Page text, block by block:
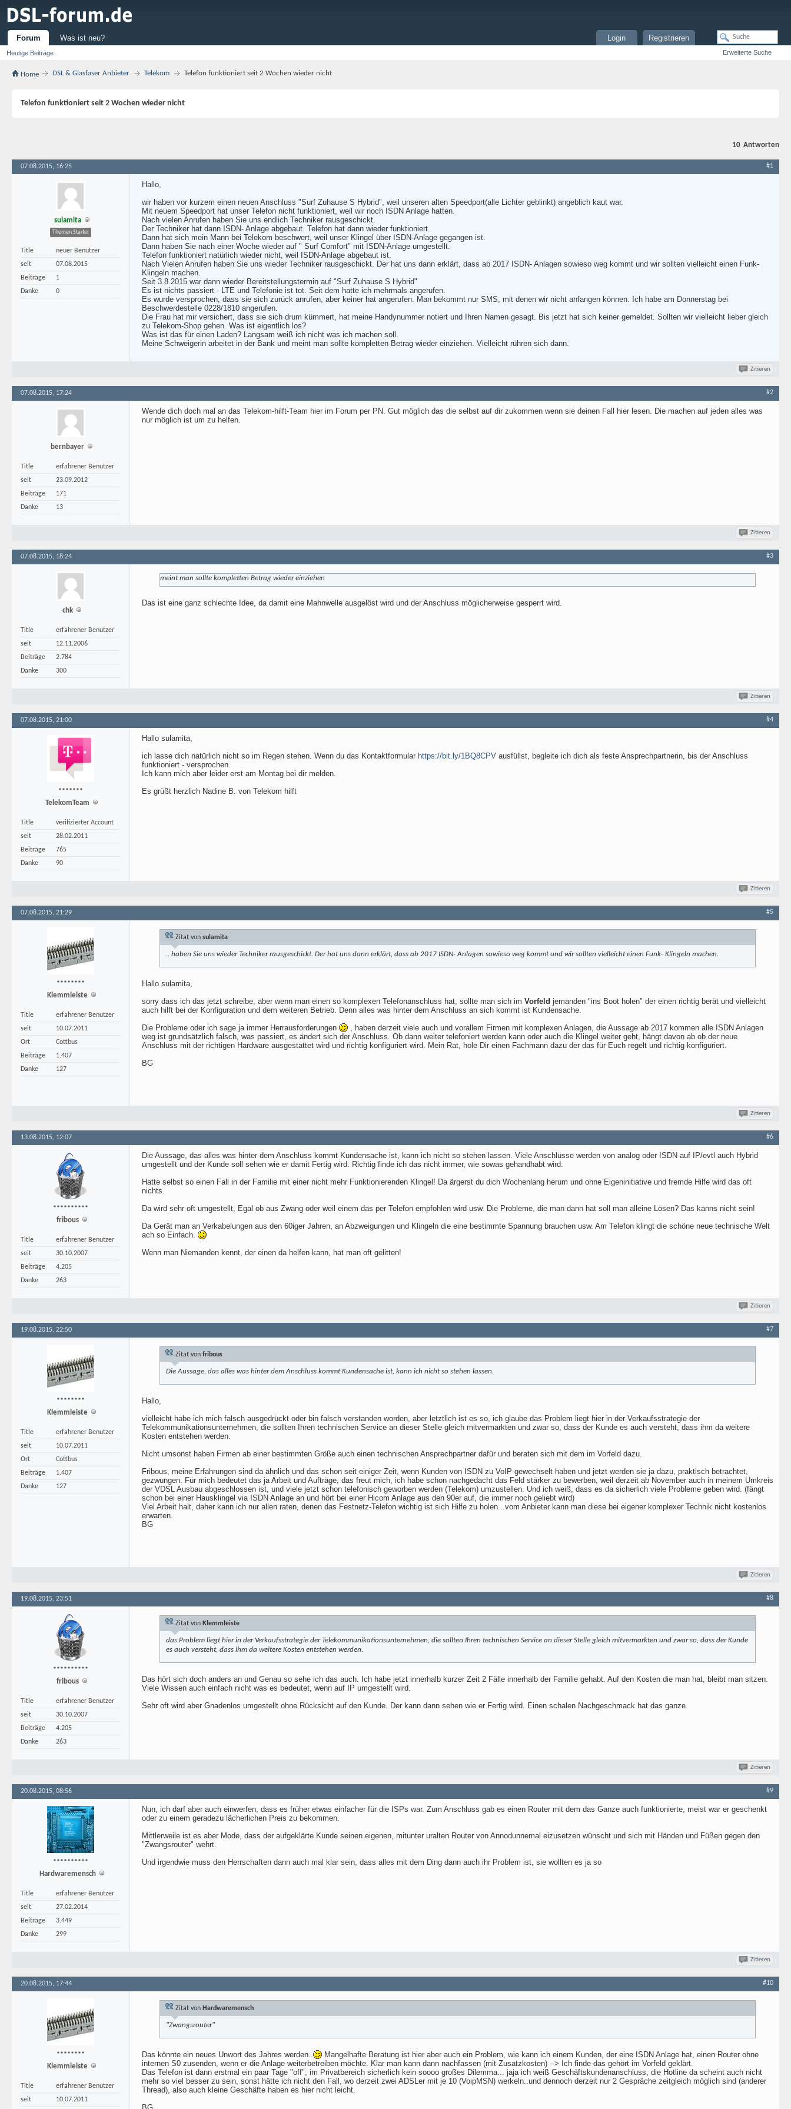
Forum
Heutige Beiträge
Was ist neu? Registrieren
Login
Erweiterte Suche
Home DSL & Glasfaser Anbieter Telekom Telefon funktioniert seit 2 Wochen wieder nicht
Telefon funktioniert seit 2 Wochen wieder nicht
10 Antworten
07.08.2015, 16:25 #1
sulamita
Themen Starter
Title
neuer Benutzer
seit
07.08.2015
Beiträge
1
Danke
0
Hallo,
wir haben vor kurzem einen neuen Anschluss "Surf Zuhause S Hybrid", weil unseren alten Speedport(alle Lichter geblinkt) angeblich kaut war.
Mit neuem Speedport hat unser Telefon nicht funktioniert, weil wir noch ISDN Anlage hatten.
Nach vielen Anrufen haben Sie uns endlich Techniker rausgeschickt.
Der Techniker hat dann ISDN- Anlage abgebaut. Telefon hat dann wieder funktioniert.
Dann hat sich mein Mann bei Telekom beschwert, weil unser Klingel über ISDN-Anlage gegangen ist.
Dann haben Sie nach einer Woche wieder auf " Surf Comfort" mit ISDN-Anlage umgestellt.
Telefon funktioniert natürlich wieder nicht, weil ISDN-Anlage abgebaut ist.
Nach Vielen Anrufen haben Sie uns wieder Techniker rausgeschickt. Der hat uns dann erklärt, dass ab 2017 ISDN- Anlagen sowieso weg kommt und wir sollten vielleicht einen Funk-
Klingeln machen.
Seit 3.8.2015 war dann wieder Bereitstellungstermin auf "Surf Zuhause S Hybrid"
Es ist nichts passiert - LTE und Telefonie ist tot. Seit dem hatte ich mehrmals angerufen.
Es wurde versprochen, dass sie sich zurück anrufen, aber keiner hat angerufen. Man bekommt nur SMS, mit denen wir nicht anfangen können. Ich habe am Donnerstag bei
Beschwerdestelle 0228/1810 angerufen.
Die Frau hat mir versichert, dass sie sich drum kümmert, hat meine Handynummer notiert und Ihren Namen gesagt. Bis jetzt hat sich keiner gemeldet. Sollten wir vielleicht lieber gleich
zu Telekom-Shop gehen. Was ist eigentlich los?
Was ist das für einen Laden? Langsam weiß ich nicht was ich machen soll.
Meine Schweigerin arbeitet in der Bank und meint man sollte kompletten Betrag wieder einziehen. Vielleicht rühren sich dann.
Zitieren
07.08.2015, 17:24 #2
bernbayer
Title
erfahrener Benutzer
seit
23.09.2012
Beiträge
171
Danke
13
Wende dich doch mal an das Telekom-hilft-Team hier im Forum per PN. Gut möglich das die selbst auf dir zukommen wenn sie deinen Fall hier lesen. Die machen auf jeden alles was
nur möglich ist um zu helfen.
Zitieren
07.08.2015, 18:24 #3
chk
Title
erfahrener Benutzer
seit
12.11.2006
Beiträge
2.784
Danke
300
meint man sollte kompletten Betrag wieder einziehen
Das ist eine ganz schlechte Idee, da damit eine Mahnwelle ausgelöst wird und der Anschluss möglicherweise gesperrt wird.
Zitieren
07.08.2015, 21:00 #4
*******
TelekomTeam
Title
verifizierter Account
seit
28.02.2011
Beiträge
765
Danke
90
Hallo sulamita,
ich lasse dich natürlich nicht so im Regen stehen. Wenn du das Kontaktformular https://bit.ly/1BQ8CPV ausfüllst, begleite ich dich als feste Ansprechpartnerin, bis der Anschluss
funktioniert - versprochen.
Ich kann mich aber leider erst am Montag bei dir melden.
Es grüßt herzlich Nadine B. von Telekom hilft
Zitieren
07.08.2015, 21:29 #5
********
Klemmleiste
Title
erfahrener Benutzer
seit
10.07.2011
Ort
Cottbus
Beiträge
1.407
Danke
127
Zitat von sulamita
.. haben Sie uns wieder Techniker rausgeschickt. Der hat uns dann erklärt, dass ab 2017 ISDN- Anlagen sowieso weg kommt und wir sollten vielleicht einen Funk- Klingeln machen.
Hallo sulamita,
sorry dass ich das jetzt schreibe, aber wenn man einen so komplexen Telefonanschluss hat, sollte man sich im Vorfeld jemanden "ins Boot holen" der einen richtig berät und vielleicht
auch hilft bei der Konfiguration und dem weiteren Betrieb. Denn alles was hinter dem Anschluss an sich kommt ist Kundensache.
Die Probleme oder ich sage ja immer Herrausforderungen
, haben derzeit viele auch und vorallem Firmen mit komplexen Anlagen, die Aussage ab 2017 kommen alle ISDN Anlagen
weg ist grundsätzlich falsch, was passiert, es ändert sich der Anschluss. Ob dann weiter telefoniert werden kann oder auch die Klingel weiter geht, hängt davon ab ob der neue
Anschluss mit der richtigen Hardware ausgestattet wird und richtig konfiguriert wird. Mein Rat, hole Dir einen Fachmann dazu der das für Euch regelt und richtig konfiguriert.
BG
Zitieren
13.08.2015, 12:07 #6
**********
fribous
Title
erfahrener Benutzer
seit
30.10.2007
Beiträge
4.205
Danke
263
Die Aussage, das alles was hinter dem Anschluss kommt Kundensache ist, kann ich nicht so stehen lassen. Viele Anschlüsse werden von analog oder ISDN auf IP/evtl auch Hybrid
umgestellt und der Kunde soll sehen wie er damit Fertig wird. Richtig finde ich das nicht immer, wie sowas gehandhabt wird.
Hatte selbst so einen Fall in der Familie mit einer nicht mehr Funktionierenden Klingel! Da ärgerst du dich Wochenlang herum und ohne Eigeninitiative und fremde Hilfe wird das oft
nichts.
Da wird sehr oft umgestellt, Egal ob aus Zwang oder weil einem das per Telefon empfohlen wird usw. Die Probleme, die man dann hat soll man alleine Lösen? Das kanns nicht sein!
Da Gerät man an Verkabelungen aus den 60iger Jahren, an Abzweigungen und Klingeln die eine bestimmte Spannung brauchen usw. Am Telefon klingt die schöne neue technische Welt
ach so Einfach.
Wenn man Niemanden kennt, der einen da helfen kann, hat man oft gelitten!
Zitieren
19.08.2015, 22:50 #7
********
Klemmleiste
Title
erfahrener Benutzer
seit
10.07.2011
Ort
Cottbus
Beiträge
1.407
Danke
127
Zitat von fribous
Die Aussage, das alles was hinter dem Anschluss kommt Kundensache ist, kann ich nicht so stehen lassen.
Hallo,
vielleicht habe ich mich falsch ausgedrückt oder bin falsch verstanden worden, aber letztlich ist es so, ich glaube das Problem liegt hier in der Verkaufsstrategie der
Telekommunikationsunternehmen, die sollten Ihren technischen Service an dieser Stelle gleich mitvermarkten und zwar so, dass der Kunde es auch versteht, dass ihm da weitere
Kosten entstehen werden.
Nicht umsonst haben Firmen ab einer bestimmten Größe auch einen technischen Ansprechpartner dafür und beraten sich mit dem im Vorfeld dazu.
Fribous, meine Erfahrungen sind da ähnlich und das schon seit einiger Zeit, wenn Kunden von ISDN zu VoIP gewechselt haben und jetzt werden sie ja dazu, praktisch betrachtet,
gezwungen. Für mich bedeutet das ja Arbeit und Aufträge, das freut mich, ich habe schon nachgedacht das Feld stärker zu bewerben, weil derzeit ab November auch in meinem Umkreis
der VDSL Ausbau abgeschlossen ist, und viele jetzt schon telefonisch geworben werden (Telekom) umzustellen. Und ich weiß, dass es da sicherlich viele Probleme geben wird. (fängt
schon bei einer Hausklingel via ISDN Anlage an und hört bei einer Hicom Anlage aus den 90er auf, die immer noch geliebt wird)
Viel Arbeit halt, daher kann ich nur allen raten, denen das Festnetz-Telefon wichtig ist sich Hilfe zu holen...vom Anbieter kann man diese bei eigener komplexer Technik nicht kostenlos
erwarten.
BG
Zitieren
19.08.2015, 23:51 #8
**********
fribous
Title
erfahrener Benutzer
seit
30.10.2007
Beiträge
4.205
Danke
263
Zitat von Klemmleiste
das Problem liegt hier in der Verkaufsstrategie der Telekommunikationsunternehmen, die sollten Ihren technischen Service an dieser Stelle gleich mitvermarkten und zwar so, dass der Kunde
es auch versteht, dass ihm da weitere Kosten entstehen werden.
Das hört sich doch anders an und Genau so sehe ich das auch. Ich habe jetzt innerhalb kurzer Zeit 2 Fälle innerhalb der Familie gehabt. Auf den Kosten die man hat, bleibt man sitzen.
Viele Wissen auch einfach nicht was es bedeutet, wenn auf IP umgestellt wird.
Sehr oft wird aber Gnadenlos umgestellt ohne Rücksicht auf den Kunde. Der kann dann sehen wie er Fertig wird. Einen schalen Nachgeschmack hat das ganze.
Zitieren
20.08.2015, 08:56 #9
**********
Hardwaremensch
Title
erfahrener Benutzer
seit
27.02.2014
Beiträge
3.449
Danke
299
Nun, ich darf aber auch einwerfen, dass es früher etwas einfacher für die ISPs war. Zum Anschluss gab es einen Router mit dem das Ganze auch funktionierte, meist war er geschenkt
oder zu einem geradezu lächerlichen Preis zu bekommen.
Mittlerweile ist es aber Mode, dass der aufgeklärte Kunde seinen eigenen, mitunter uralten Router von Annodunnemal eizusetzen wünscht und sich mit Händen und Füßen gegen den
"Zwangsrouter" wehrt.
Und irgendwie muss den Herrschaften dann auch mal klar sein, dass alles mit dem Ding dann auch ihr Problem ist, sie wollten es ja so
Zitieren
20.08.2015, 17:44 #10
********
Klemmleiste
Title
erfahrener Benutzer
seit
10.07.2011
Zitat von Hardwaremensch
"Zwangsrouter"
Das könnte ein neues Unwort des Jahres werden..
Mangelhafte Beratung ist hier aber auch ein Problem, wie kann ich einem Kunden, der eine ISDN Anlage hat, einen Router ohne
internen S0 zusenden, wenn er die Anlage weiterbetreiben möchte. Klar man kann dann nachfassen (mit Zusatzkosten) --> Ich finde das gehört im Vorfeld geklärt.
Das Telefon ist dann erstmal ein paar Tage "off", im Privatbereich sicherlich kein soooo großes Dilemma... jaja ich weiß Geschäftskundenanschluss, die Hotline da scheint auch nicht
mehr so viel besser zu sein, sonst hätte ich nicht den Fall, wo derzeit zwei ADSLer mit je 10 (VoipMSN) werkeln..und dennoch derzeit nur 2 Gespräche zeitgleich möglich sind (anderer
Thread), also auch kleine Geschäfte haben es hier nicht leicht.